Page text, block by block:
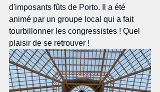
d'imposants fûts de Porto. Il a été
animé par un groupe local qui a fait
tourbillonner les congressistes ! Quel
plaisir de se retrouver !